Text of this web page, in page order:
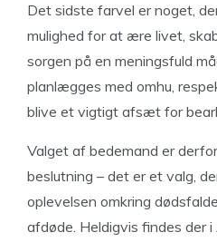
Det sidste farvel er noget,
mulighed for at ære livet,
sorgen på en meningsfuld
planlægges med omhu,
blive et vigtigt afsæt for
Valget af bedemand er
beslutning – det er et valg,
oplevelsen omkring
afdøde. Heldigvis findes der